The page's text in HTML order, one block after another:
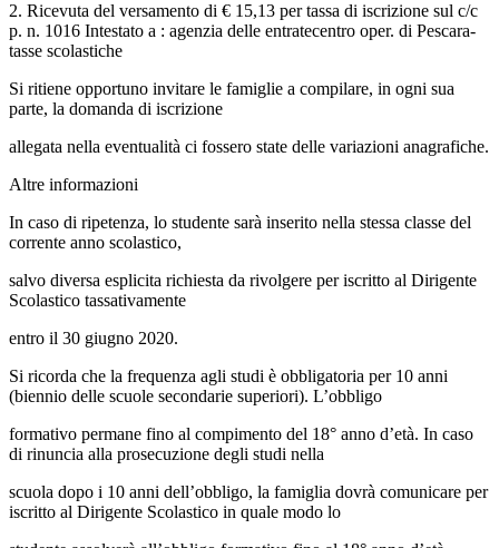
2. Ricevuta del versamento di € 15,13 per tassa di iscrizione sul c/c
p. n. 1016 Intestato a : agenzia delle entratecentro oper. di Pescara-
tasse scolastiche
Si ritiene opportuno invitare le famiglie a compilare, in ogni sua
parte, la domanda di iscrizione
allegata nella eventualità ci fossero state delle variazioni anagrafiche.
Altre informazioni
In caso di ripetenza, lo studente sarà inserito nella stessa classe del
corrente anno scolastico,
salvo diversa esplicita richiesta da rivolgere per iscritto al Dirigente
Scolastico tassativamente
entro il 30 giugno 2020.
Si ricorda che la frequenza agli studi è obbligatoria per 10 anni
(biennio delle scuole secondarie superiori). L’obbligo
formativo permane fino al compimento del 18° anno d’età. In caso
di rinuncia alla prosecuzione degli studi nella
scuola dopo i 10 anni dell’obbligo, la famiglia dovrà comunicare per
iscritto al Dirigente Scolastico in quale modo lo